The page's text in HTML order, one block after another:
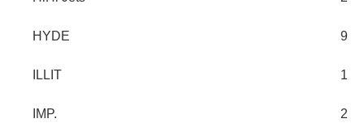
HYDE 9
ILLIT 1
IMP. 2